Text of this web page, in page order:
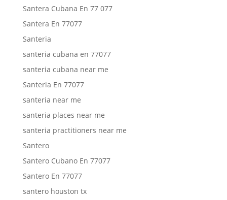
Santera Cubana En 77 077
Santera En 77077
Santeria
santeria cubana en 77077
santeria cubana near me
Santeria En 77077
santeria near me
santeria places near me
santeria practitioners near me
Santero
Santero Cubano En 77077
Santero En 77077
santero houston tx